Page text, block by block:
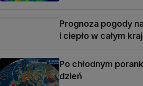
Prognoza pogody
i ciepło w całym
Po chłodnym
dzień